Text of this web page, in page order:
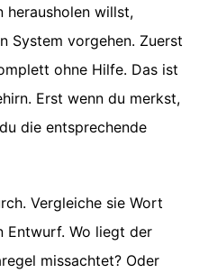
herausholen willst,
System vorgehen. Zuerst
ohne Hilfe. Das ist
Erst wenn du merkst,
die entsprechende
Vergleiche sie Wort
Entwurf. Wo liegt der
missachtet? Oder